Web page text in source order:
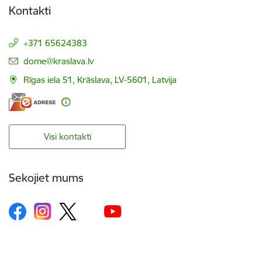
Kontakti
+371 65624383
E-pasts:
dome@kraslava.lv
Rīgas iela 51, Krāslava, LV-5601, Latvija
Visi kontakti
Sekojiet mums